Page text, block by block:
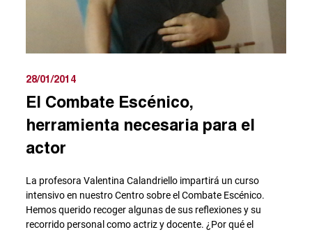
28/01/2014
El Combate Escénico,
herramienta necesaria para el
actor
La profesora Valentina Calandriello impartirá un curso
intensivo en nuestro Centro sobre el Combate Escénico.
Hemos querido recoger algunas de sus reflexiones y su
recorrido personal como actriz y docente. ¿Por qué el